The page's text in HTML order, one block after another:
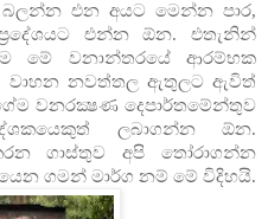
එන අයට මෙන්න පාර,
එන්න ඕන. එතැනින්
මේ වනාන්තරයේ ආරම්භක
වාහන නවත්තල ඇතුලට ඇවිත්
වනරක්‍ෂණ දෙපාර්තමේන්තුව
ලබාගන්න ඕන.
ගාස්තුව අපි තෝරාගන්න
ගමන් මාර්ග නම් මේ විදිහයි.